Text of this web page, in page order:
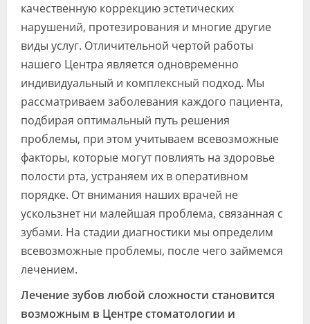
качественную коррекцию эстетических
нарушений, протезирования и многие другие
виды услуг. Отличительной чертой работы
нашего Центра является одновременно
индивидуальный и комплексный подход. Мы
рассматриваем заболевания каждого пациента,
подбирая оптимальный путь решения
проблемы, при этом учитываем всевозможные
факторы, которые могут повлиять на здоровье
полости рта, устраняем их в оперативном
порядке. От внимания наших врачей не
ускользнет ни малейшая проблема, связанная с
зубами. На стадии диагностики мы определим
всевозможные проблемы, после чего займемся
лечением.
Лечение зубов любой сложности становится
возможным в Центре стоматологии и